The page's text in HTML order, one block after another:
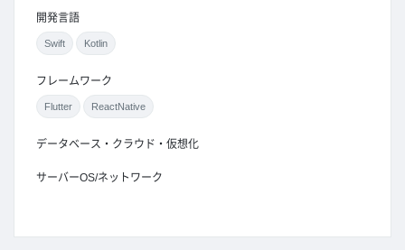
開発言語
Swift Kotlin
フレームワーク
Flutter ReactNative
データベース・クラウド・仮想化
サーバーOS/ネットワーク